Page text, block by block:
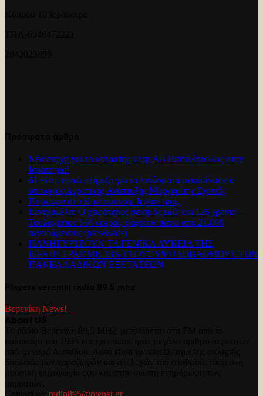
Νέα εποχή για το καταστημα της ΑΒ Βασιλόπουλος στην
Ιεράπετρα!
61 εκατ. ευρώ στήριξη για τα λιπάσματα ανακοίνωσε ο
υπουργός Αγροτικής Ανάπτυξης Μαργαρίτης Σχοινάς
Πυρκαγια στο Κουτσουναρι Ιεραπετρας.
Βενεζουέλα: Ο χειρότερος σεισμός εδώ και 126 χρόνια –
Τουλάχιστον 164 νεκροί, ψάχνουν πάνω από 21.000
αγνοούμενους (pics&vids)
ΠΑΝΗΓΥΡΊΖΟΥΝ ΤΑ ΓΕΝΙΚΑ ΛΥΚΕΙΑ ΤΗΣ
ΙΕΡΑΠΕΤΡΑΣ ΜΕ 33% ΣΤΟΥΣ ΥΨΗΛΟΒΑΘΜΟΥΣ ΤΩΝ
ΠΑΝΕΛΛΑΔΙΚΩΝ ΕΞΕΤΑΣΕΩΝ
Βερενίκη News!